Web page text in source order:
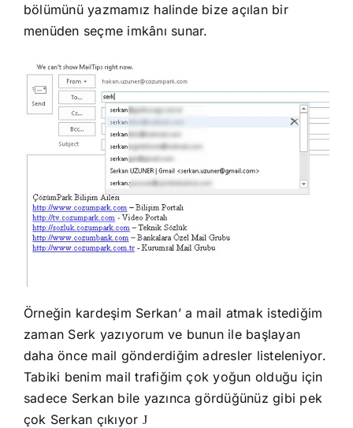
bölümünü yazmamız halinde bize açılan bir
menüden seçme imkânı sunar.
Örneğin kardeşim Serkan’ a mail atmak istediğim
zaman Serk yazıyorum ve bunun ile başlayan
daha önce mail gönderdiğim adresler listeleniyor.
Tabiki benim mail trafiğim çok yoğun olduğu için
sadece Serkan bile yazınca gördüğünüz gibi pek
çok Serkan çıkıyor J